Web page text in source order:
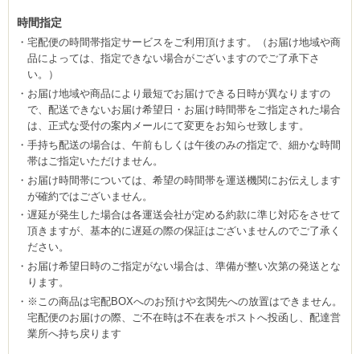
時間指定
宅配便の時間帯指定サービスをご利用頂けます。（お届け地域や商
品によっては、指定できない場合がございますのでご了承下さ
い。）
お届け地域や商品により最短でお届けできる日時が異なりますの
で、配送できないお届け希望日・お届け時間帯をご指定された場合
は、正式な受付の案内メールにて変更をお知らせ致します。
手持ち配送の場合は、午前もしくは午後のみの指定で、細かな時間
帯はご指定いただけません。
お届け時間帯については、希望の時間帯を運送機関にお伝えします
が確約ではございません。
遅延が発生した場合は各運送会社が定める約款に準じ対応をさせて
頂きますが、基本的に遅延の際の保証はございませんのでご了承く
ださい。
お届け希望日時のご指定がない場合は、準備が整い次第の発送とな
ります。
※この商品は宅配BOXへのお預けや玄関先への放置はできません。
宅配便のお届けの際、ご不在時は不在表をポストへ投函し、配達営
業所へ持ち戻ります